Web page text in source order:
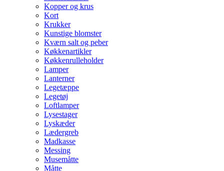
Kopper og krus
Kort
Krukker
Kunstige blomster
Kværn salt og peber
Køkkenartikler
Køkkenrulleholder
Lamper
Lanterner
Legetæppe
Legetøj
Loftlamper
Lysestager
Lyskæder
Lædergreb
Madkasse
Messing
Musemåtte
Måtte